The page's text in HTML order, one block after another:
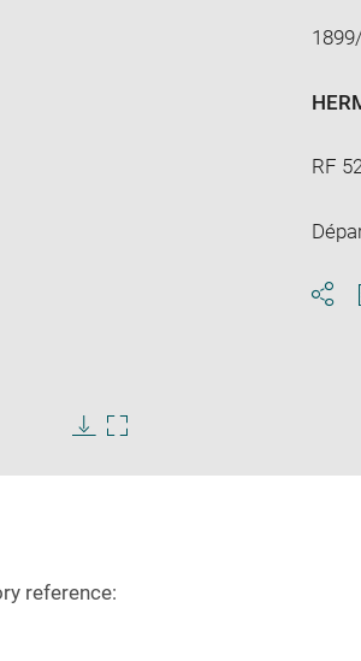
imageimage
RF
reference: